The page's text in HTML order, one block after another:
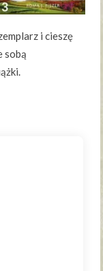
i cieszę
sobą